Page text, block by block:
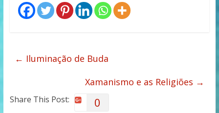
← Iluminação de Buda
Xamanismo e as Religiões →
Share This Post: 0